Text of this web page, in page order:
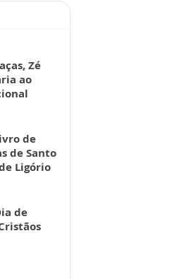
Zé
ao
de
de Santo
Ligório
de